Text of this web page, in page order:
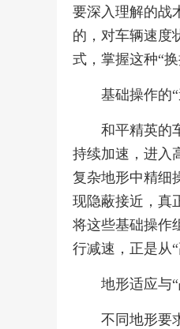
要深入理解的战
的，对车辆速度
式，掌握这种“
基础操作的
和平精英的
持续加速，进入
复杂地形中精细
现隐蔽接近，真
将这些基础操作
行减速，正是从
地形适应与
不同地形要